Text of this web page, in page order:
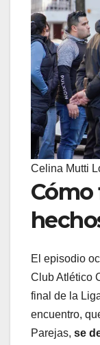
Celina Mutti
Cómo
El episodio
Club Atlético
final de la
encuentro,
Parejas, se